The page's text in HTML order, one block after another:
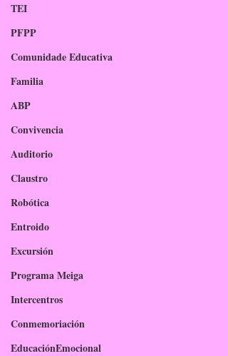
TEI
PFPP
Comunidade Educativa
Familia
ABP
Convivencia
Auditorio
Claustro
Robótica
Entroido
Excursión
Programa Meiga
Intercentros
Conmemoriación
EducaciónEmocional